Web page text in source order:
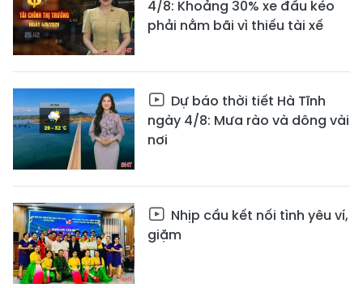
4/8: Khoảng 30% xe đầu kéo
phải nằm bãi vì thiếu tài xế
Dự báo thời tiết Hà Tĩnh
ngày 4/8: Mưa rào và dông vài
nơi
Nhịp cầu kết nối tình yêu ví,
giặm